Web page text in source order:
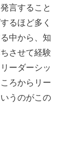
言すること
るほど多く
中から、知
させて経験
ーダーシッ
ろからリー
うのがこの